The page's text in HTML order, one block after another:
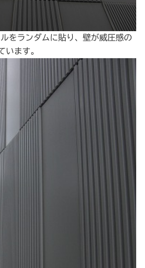
をランダムに貼り、壁が威圧感の
います。